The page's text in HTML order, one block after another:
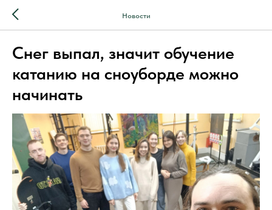
Новости
Снег выпал, значит обучение
катанию на сноуборде можно
начинать